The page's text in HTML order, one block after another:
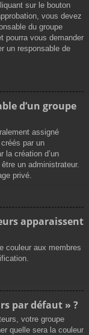
sur le bouton
vous devez
du groupe
pourra vous demander
un responsable de
d’un groupe
assigné
par un
la création d’un
un administrateur.
privé.
apparaissent
couleur aux membres
par défaut » ?
votre groupe
quelle sera la couleur